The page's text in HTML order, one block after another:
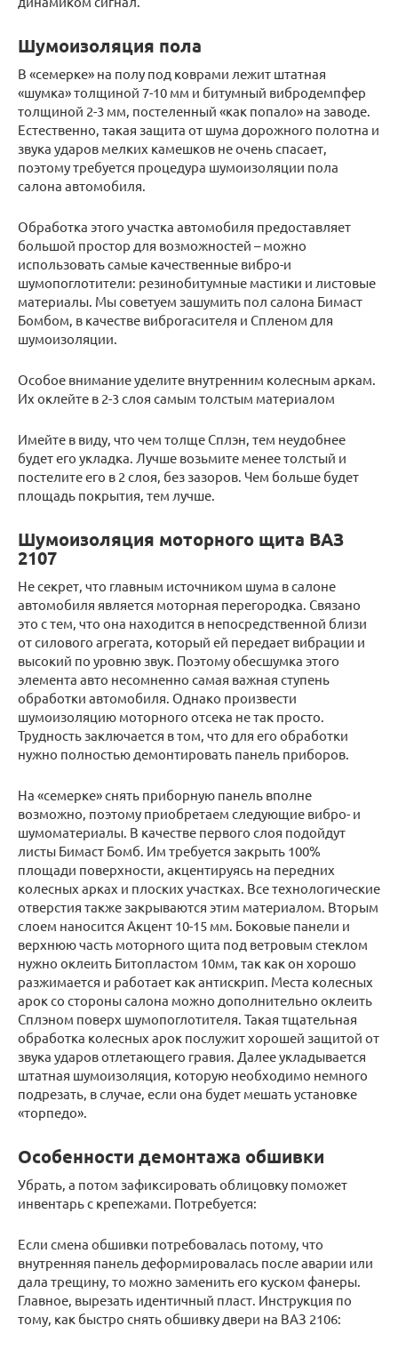
Шумоизоляция пола
В «семерке» на полу под коврами лежит штатная
«шумка» толщиной 7-10 мм и битумный вибродемпфер
толщиной 2-3 мм, постеленный «как попало» на заводе.
Естественно, такая защита от шума дорожного полотна и
звука ударов мелких камешков не очень спасает,
поэтому требуется процедура шумоизоляции пола
салона автомобиля.
Обработка этого участка автомобиля предоставляет
большой простор для возможностей – можно
использовать самые качественные вибро-и
шумопоглотители: резинобитумные мастики и листовые
материалы. Мы советуем зашумить пол салона Бимаст
Бомбом, в качестве виброгасителя и Спленом для
шумоизоляции.
Особое внимание уделите внутренним колесным аркам.
Их оклейте в 2-3 слоя самым толстым материалом
Имейте в виду, что чем толще Сплэн, тем неудобнее
будет его укладка. Лучше возьмите менее толстый и
постелите его в 2 слоя, без зазоров. Чем больше будет
площадь покрытия, тем лучше.
Шумоизоляция моторного щита ВАЗ
2107
Не секрет, что главным источником шума в салоне
автомобиля является моторная перегородка. Связано
это с тем, что она находится в непосредственной близи
от силового агрегата, который ей передает вибрации и
высокий по уровню звук. Поэтому обесшумка этого
элемента авто несомненно самая важная ступень
обработки автомобиля. Однако произвести
шумоизоляцию моторного отсека не так просто.
Трудность заключается в том, что для его обработки
нужно полностью демонтировать панель приборов.
На «семерке» снять приборную панель вполне
возможно, поэтому приобретаем следующие вибро- и
шумоматериалы. В качестве первого слоя подойдут
листы Бимаст Бомб. Им требуется закрыть 100%
площади поверхности, акцентируясь на передних
колесных арках и плоских участках. Все технологические
отверстия также закрываются этим материалом. Вторым
слоем наносится Акцент 10-15 мм. Боковые панели и
верхнюю часть моторного щита под ветровым стеклом
нужно оклеить Битопластом 10мм, так как он хорошо
разжимается и работает как антискрип. Места колесных
арок со стороны салона можно дополнительно оклеить
Сплэном поверх шумопоглотителя. Такая тщательная
обработка колесных арок послужит хорошей защитой от
звука ударов отлетающего гравия. Далее укладывается
штатная шумоизоляция, которую необходимо немного
подрезать, в случае, если она будет мешать установке
«торпедо».
Особенности демонтажа обшивки
Убрать, а потом зафиксировать облицовку поможет
инвентарь с крепежами. Потребуется:
Если смена обшивки потребовалась потому, что
внутренняя панель деформировалась после аварии или
дала трещину, то можно заменить его куском фанеры.
Главное, вырезать идентичный пласт. Инструкция по
тому, как быстро снять обшивку двери на ВАЗ 2106: